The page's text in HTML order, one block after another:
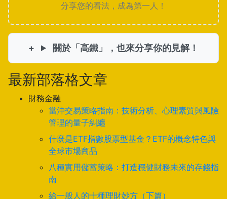
分享您的看法，成為第一人！
關於「高鐵」，也來分享你的見解！
最新部落格文章
財務金融
當沖交易策略指南：技術分析、心理素質與風險
管理的量子糾纏
什麼是ETF指數股票型基金？ETF的概念特色與
全球市場商品
八種實用儲蓄策略：打造穩健財務未來的存錢指
南
給一般人的十種理財妙方（下篇）